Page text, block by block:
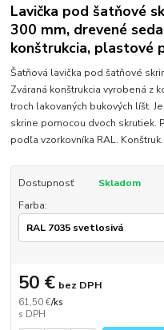
Lavička pod šatňové
300 mm, drevené
konštrukcia, plastové
Šatňová lavička pod šatňové
Zváraná konštrukcia vyrobená z
troch lakovaných bukových líšt.
skrine pomocou dvoch skrutiek.
podľa vzorkovníka RAL.
Dostupnosť
Skladom
Farba:
61,50 €/ks
50 € bez DPH